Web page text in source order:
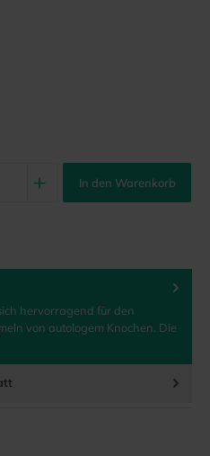
In den Warenkorb
hervorragend für den
von autologem Knochen. Die